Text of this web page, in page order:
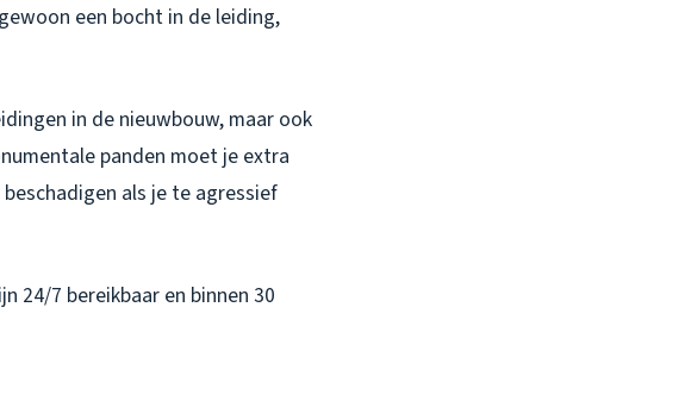
een bocht in de leiding,
in de nieuwbouw, maar ook
panden moet je extra
als je te agressief
24/7 bereikbaar en binnen 30